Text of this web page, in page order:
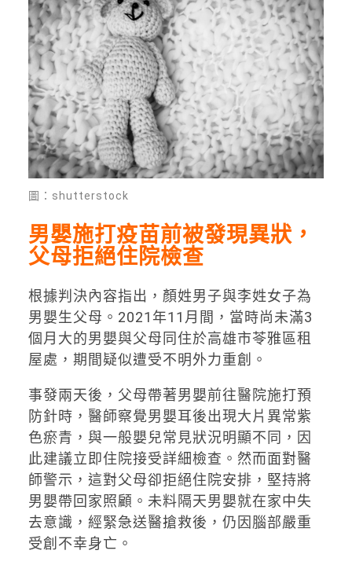
圖：shutterstock
男嬰施打疫苗前被發現異狀，
父母拒絕住院檢查
根據判決內容指出，顏姓男子與李姓女子為
男嬰生父母。2021年11月間，當時尚未滿3
個月大的男嬰與父母同住於高雄市苓雅區租
屋處，期間疑似遭受不明外力重創。
事發兩天後，父母帶著男嬰前往醫院施打預
防針時，醫師察覺男嬰耳後出現大片異常紫
色瘀青，與一般嬰兒常見狀況明顯不同，因
此建議立即住院接受詳細檢查。然而面對醫
師警示，這對父母卻拒絕住院安排，堅持將
男嬰帶回家照顧。未料隔天男嬰就在家中失
去意識，經緊急送醫搶救後，仍因腦部嚴重
受創不幸身亡。